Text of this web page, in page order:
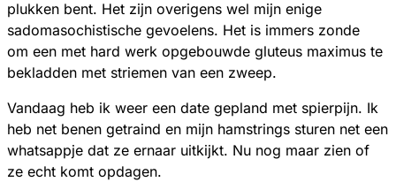
plukken bent. Het zijn overigens wel mijn enige
sadomasochistische gevoelens. Het is immers zonde
om een met hard werk opgebouwde gluteus maximus te
bekladden met striemen van een zweep.
Vandaag heb ik weer een date gepland met spierpijn. Ik
heb net benen getraind en mijn hamstrings sturen net een
whatsappje dat ze ernaar uitkijkt. Nu nog maar zien of
ze echt komt opdagen.